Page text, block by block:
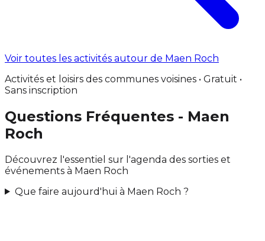
Voir toutes les activités autour de Maen Roch
Activités et loisirs des communes voisines • Gratuit •
Sans inscription
Questions Fréquentes - Maen
Roch
Découvrez l'essentiel sur l'agenda des sorties et
événements à Maen Roch
Que faire aujourd'hui à Maen Roch ?